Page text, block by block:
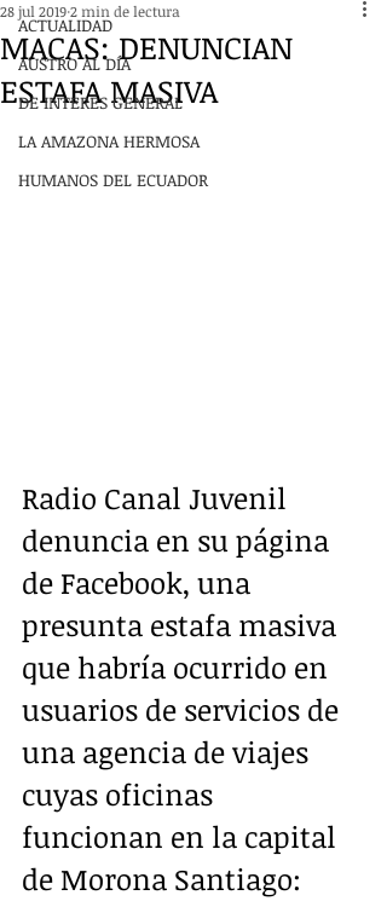
ACTUALIDAD
AUSTRO AL DÍA
DE INTERÉS GENERAL
LA AMAZONA HERMOSA
HUMANOS DEL ECUADOR
MACAS: DENUNCIAN
ESTAFA MASIVA
28 jul 20192 min de lectura
Radio Canal Juvenil
denuncia en su página
de Facebook, una
presunta estafa masiva
que habría ocurrido en
usuarios de servicios de
una agencia de viajes
cuyas oficinas
funcionan en la capital
de Morona Santiago: